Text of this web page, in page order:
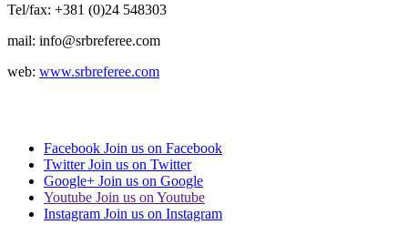
Tel/fax: +381 (0)24 548303
mail: info@srbreferee.com
web: www.srbreferee.com
Facebook Join us on Facebook
Twitter Join us on Twitter
Google+ Join us on Google
Youtube Join us on Youtube
Instagram Join us on Instagram